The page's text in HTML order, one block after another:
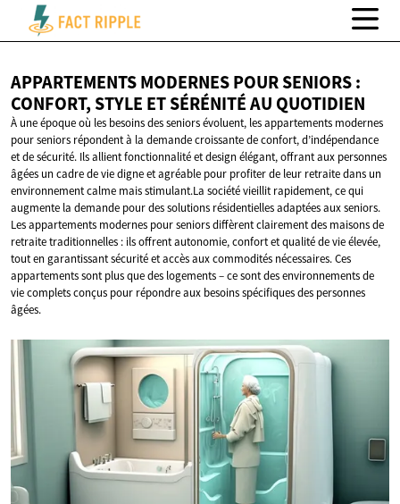
APPARTEMENTS MODERNES POUR SENIORS :
CONFORT, STYLE ET SÉRÉNITÉAU QUOTIDIEN
À une époque où les besoins des seniors évoluent, les appartements modernes
pour seniors répondent à la demande croissante de confort, d’indépendance
et de sécurité. Ils allient fonctionnalité et design élégant, offrant aux personnes
âgées un cadre de vie digne et agréable pour profiter de leur retraite dans un
environnement calme mais stimulant.La société vieillit rapidement, ce qui
augmente la demande pour des solutions résidentielles adaptées aux seniors.
Les appartements modernes pour seniors diffèrent clairement des maisons de
retraite traditionnelles : ils offrent autonomie, confort et qualité de vie élevée,
tout en garantissant sécurité et accès aux commodités nécessaires. Ces
appartements sont plus que des logements – ce sont des environnements de
vie complets conçus pour répondre aux besoins spécifiques des personnes
âgées.